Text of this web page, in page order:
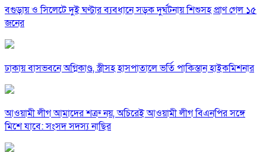
বগুড়ায় ও সিলেটে দুই ঘণ্টার ব্যবধানে সড়ক দুর্ঘটনায় শিশুসহ প্রাণ গেল ১৫
জনের
ঢাকায় বাসভবনে অগ্নিকাণ্ড, স্ত্রীসহ হাসপাতালে ভর্তি পাকিস্তান হাইকমিশনার
আওয়ামী লীগ আমাদের শত্রু নয়, অচিরেই আওয়ামী লীগ বিএনপির সঙ্গে
মিশে যাবে: সংসদ সদস্য নাছির